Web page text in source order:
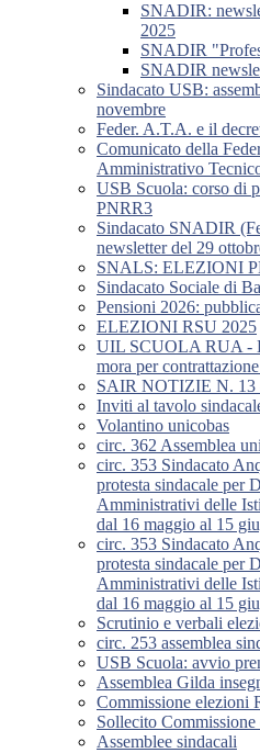
SNADIR:
2025
SNADIR
SNADIR
Sindacato USB:
novembre
Feder. A.T.A. e il
Comunicato della
Amministrativo
USB Scuola: corso di
PNRR3
Sindacato SNADIR
newsletter del 29
SNALS: ELEZIONI
Sindacato Sociale di
Pensioni 2026:
ELEZIONI RSU 2025
UIL SCUOLA RUA -
mora per
SAIR NOTIZIE N.
Inviti al tavolo
Volantino unicobas
circ. 362 Assemblea
circ. 353 Sindacato
protesta sindacale per
Amministrativi delle
dal 16 maggio al 15
circ. 353 Sindacato
protesta sindacale per
Amministrativi delle
dal 16 maggio al 15
Scrutinio e verbali
circ. 253 assemblea
USB Scuola: avvio
Assemblea Gilda
Commissione elezioni
Sollecito
Assemblee sindacali